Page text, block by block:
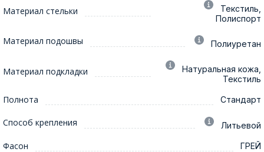
Материал стельки
Текстиль,
Полиспорт
Материал подошвы Полиуретан
Материал подкладки
Натуральная кожа,
Текстиль
Полнота Стандарт
Способ крепления Литьевой
Фасон ГРЕЙ